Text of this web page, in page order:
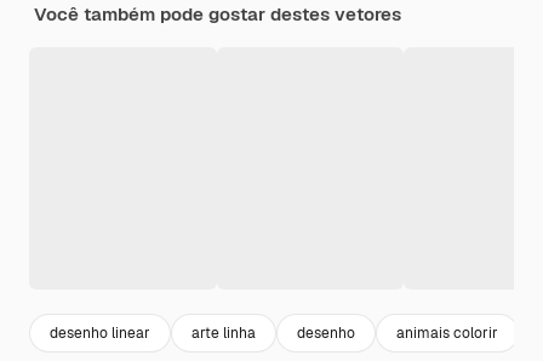
Você também pode gostar destes vetores
desenho linear arte linha desenho animais colorir